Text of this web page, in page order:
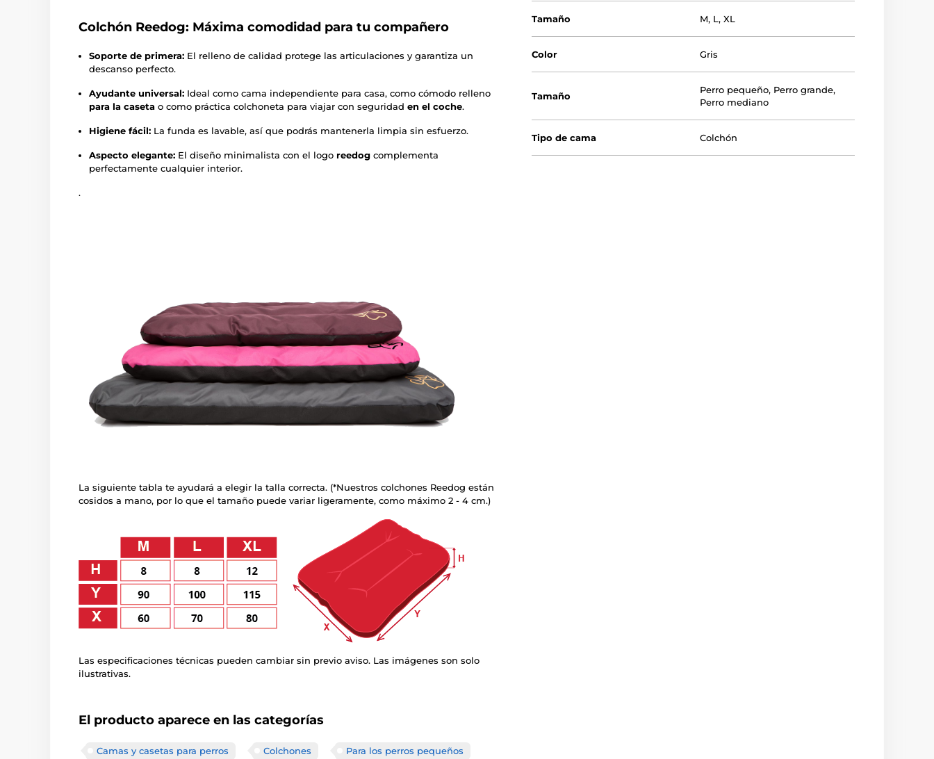
Colchón Reedog: Máxima comodidad para tu compañero
Soporte de primera: El relleno de calidad protege las articulaciones y garantiza un
descanso perfecto.
Ayudante universal: Ideal como cama independiente para casa, como cómodo relleno
para la caseta o como práctica colchoneta para viajar con seguridad en el coche.
Higiene fácil: La funda es lavable, así que podrás mantenerla limpia sin esfuerzo.
Aspecto elegante: El diseño minimalista con el logo reedog complementa
perfectamente cualquier interior.
.
La siguiente tabla te ayudará a elegir la talla correcta. (*Nuestros colchones Reedog están
cosidos a mano, por lo que el tamaño puede variar ligeramente, como máximo 2 - 4 cm.)
Las especificaciones técnicas pueden cambiar sin previo aviso. Las imágenes son solo
ilustrativas.
El producto aparece en las categorías
Camas y casetas para perros Colchones Para los perros pequeños
Tamaño M, L,XL
Color Gris
Tamaño
Perro pequeño, Perro grande,
Perro mediano
Tipo de cama Colchón